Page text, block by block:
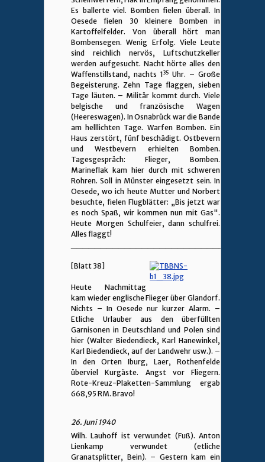
Es ballerte viel. Bomben fielen überall. In
Oesede fielen 30 kleinere Bomben in
Kartoffelfelder. Von überall hört man
Bombensegen. Wenig Erfolg. Viele Leute
sind reichlich nervös, Luftschutzkeller
werden aufgesucht. Nacht hörte alles den
Waffenstillstand, nachts 135 Uhr. – Große
Begeisterung. Zehn Tage flaggen, sieben
Tage läuten. – Militär kommt durch. Viele
belgische und französische Wagen
(Heereswagen). In Osnabrück war die Bande
am helllichten Tage. Warfen Bomben. Ein
Haus zerstört, fünf beschädigt. Ostbevern
und Westbevern erhielten Bomben.
Tagesgespräch: Flieger, Bomben.
Marineflak kam hier durch mit schweren
Rohren. Soll in Münster eingesetzt sein. In
Oesede, wo ich heute Mutter und Norbert
besuchte, fielen Flugblätter: „Bis jetzt war
es noch Spaß, wir kommen nun mit Gas".
Heute Morgen Schulfeier, dann schulfrei.
Alles flaggt!
[Blatt 38]
Heute Nachmittag
kam wieder englische Flieger über Glandorf.
Nichts – In Oesede nur kurzer Alarm. –
Etliche Urlauber aus den überfüllten
Garnisonen in Deutschland und Polen sind
hier (Walter Biedendieck, Karl Hanewinkel,
Karl Biedendieck, auf der Landwehr usw.). –
In den Orten Iburg, Laer, Rothenfelde
überviel Kurgäste. Angst vor Fliegern.
Rote-Kreuz-Plaketten-Sammlung ergab
668,95 RM. Bravo!
26. Juni 1940
Wilh. Lauhoff ist verwundet (Fuß). Anton
Lienkamp verwundet (etliche
Granatsplitter, Bein). – Gestern kam ein